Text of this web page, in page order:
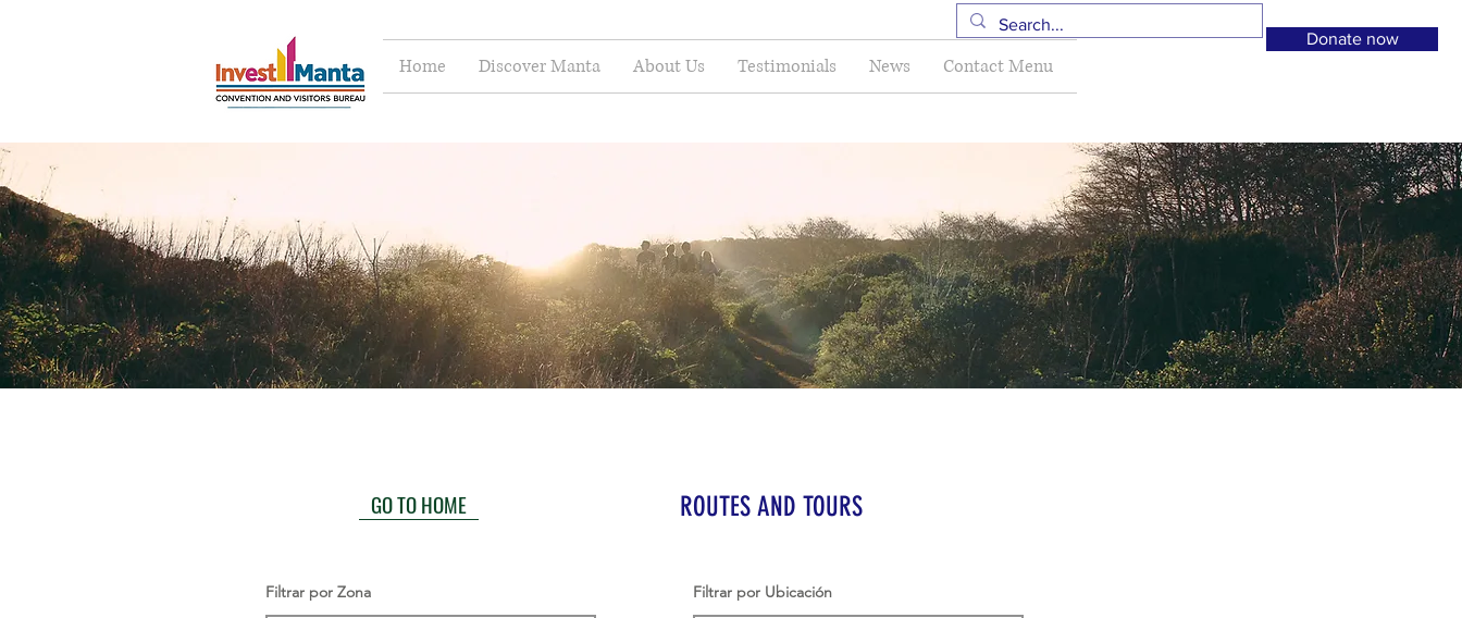
Donate now
Home Discover Manta About Us Testimonials News Contact Menu
ROUTES AND TOURS
GO TO HOME
Filtrar por Zona Filtrar por Ubicación